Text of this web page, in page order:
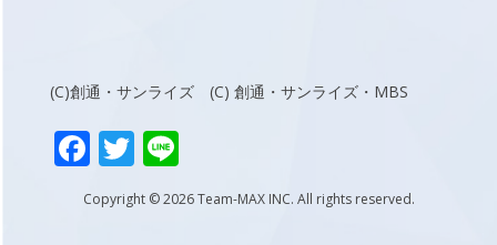
(C)創通・サンライズ (C) 創通・サンライズ・MBS
F
ac
e
T
w
itt
Li
n
e
Copyright © 2026 Team-MAX INC. All rights reserved.